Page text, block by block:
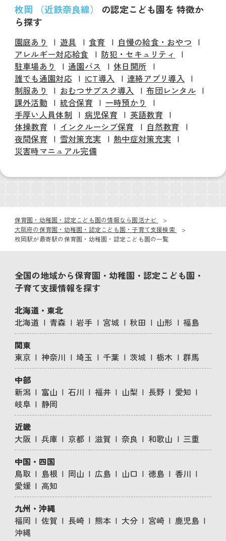
枚岡 （近鉄奈良線） の認定こども園を 特徴か
ら探す
園庭あり 遊具 食育
自慢の給食・おやつ
アレルギー対応給食
防犯・セキュリティ
駐車場あり
通園バス
休日開所
誰でも通園対応
ICT導入
連絡アプリ導入
制服あり
おむつサブスク導入
布団レンタル
課外活動
統合保育
一時預かり
手厚い人員体制
病児保育
英語教育
体操教育
インクルーシブ保育
自然教育
夜間保育
雪対策充実
熱中症対策充実
災害時マニュアル完備
保育園・幼稚園・認定こども園の情報なら園活ナビ
大阪府の保育園・幼稚園・認定こども園・子育て支援検索
枚岡駅が最寄駅の保育園・幼稚園・認定こども園の一覧
全国の地域から保育園・幼稚園・認定こども園・
子育て支援情報を探す
北海道・東北
北海道
青森 岩手 宮城 秋田 山形
福島
関東
東京
神奈川 埼玉 千葉 茨城 栃木
群馬
中部
新潟
富山 石川 福井 山梨 長野
愛知
岐阜
静岡
近畿
大阪
兵庫 京都 滋賀 奈良 和歌山
三重
中国・四国
鳥取
島根 岡山 広島 山口 徳島
香川
愛媛
高知
九州・沖縄
福岡
佐賀 長崎 熊本 大分 宮崎
鹿児島
沖縄